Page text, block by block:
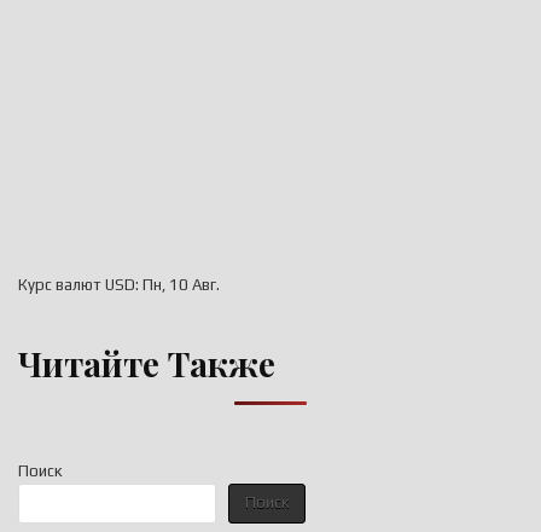
Поиск
Поиск
Курс валют USD: Пн, 10 Авг.
Читайте Также